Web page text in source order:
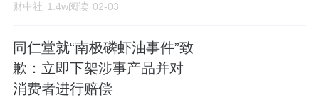
财中社 1.4w阅读 02-03
同仁堂就“南极磷虾油事件”致
歉：立即下架涉事产品并对
消费者进行赔偿